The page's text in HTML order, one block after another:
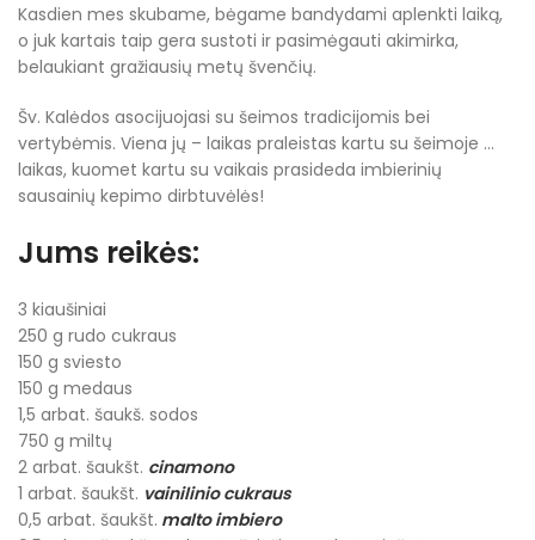
Kasdien mes skubame, bėgame bandydami aplenkti laiką,
o juk kartais taip gera sustoti ir pasimėgauti akimirka,
belaukiant gražiausių metų švenčių.
Šv. Kalėdos asocijuojasi su šeimos tradicijomis bei
vertybėmis. Viena jų – laikas praleistas kartu su šeimoje …
laikas, kuomet kartu su vaikais prasideda imbierinių
sausainių kepimo dirbtuvėlės!
Jums reikės:
3 kiaušiniai
250 g rudo cukraus
150 g sviesto
150 g medaus
1,5 arbat. šaukš. sodos
750 g miltų
2 arbat. šaukšt. cinamono
1 arbat. šaukšt. vainilinio cukraus
0,5 arbat. šaukšt. malto imbiero